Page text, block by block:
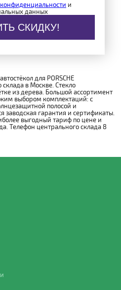
и
данных
СКИДКУ!
для PORSCHE
в Москве. Стекло
из дерева. Большой ассортимент
выбором комплектаций: с
полосой и
заводская гарантия и сертификаты.
выгодный тариф по цене и
Телефон центрального склада 8